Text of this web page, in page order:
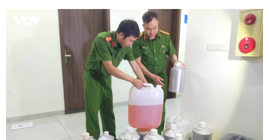
Tổ chức nhân sự
Nhận diện sự thật
Xã hội
Tin 24h
Dự báo thời tiết
Giáo dục
Dấu ấn VOV
Việc làm
Biển đảo